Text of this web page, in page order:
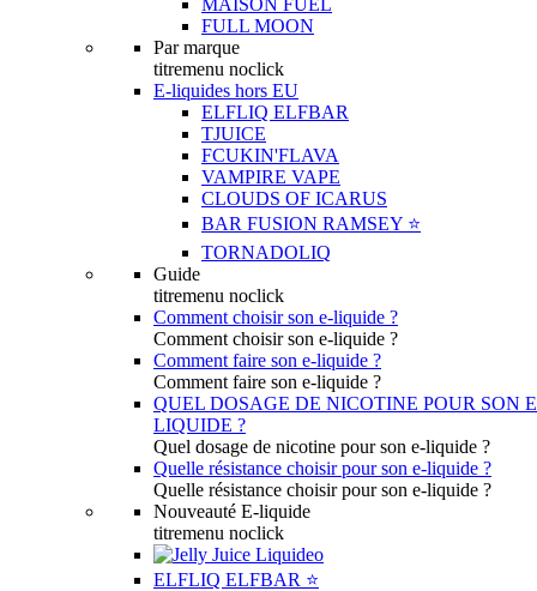
MAISON FUEL
FULL MOON
Par marque
titremenu noclick
E-liquides hors EU
ELFLIQ ELFBAR
TJUICE
FCUKIN'FLAVA
VAMPIRE VAPE
CLOUDS OF ICARUS
BAR FUSION RAMSEY ⭐️
TORNADOLIQ
Guide
titremenu noclick
Comment choisir son e-liquide ?
Comment choisir son e-liquide ?
Comment faire son e-liquide ?
Comment faire son e-liquide ?
QUEL DOSAGE DE NICOTINE POUR SON
LIQUIDE ?
Quel dosage de nicotine pour son e-liquide ?
Quelle résistance choisir pour son e-liquide ?
Quelle résistance choisir pour son e-liquide ?
Nouveauté E-liquide
titremenu noclick
ELFLIQ ELFBAR ⭐️